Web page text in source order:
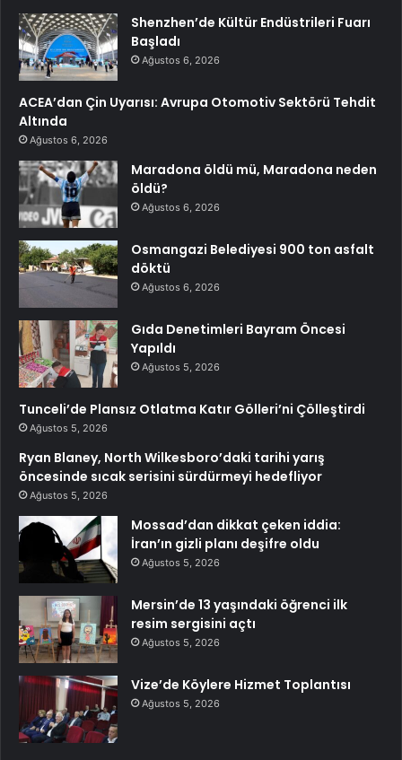
Shenzhen’de Kültür Endüstrileri Fuarı
Başladı
Ağustos 6, 2026
ACEA’dan Çin Uyarısı: Avrupa Otomotiv Sektörü Tehdit
Altında
Ağustos 6, 2026
Maradona öldü mü, Maradona neden
öldü?
Ağustos 6, 2026
Osmangazi Belediyesi 900 ton asfalt
döktü
Ağustos 6, 2026
Gıda Denetimleri Bayram Öncesi
Yapıldı
Ağustos 5, 2026
Tunceli’de Plansız Otlatma Katır Gölleri’ni Çölleştirdi
Ağustos 5, 2026
Ryan Blaney, North Wilkesboro’daki tarihi yarış
öncesinde sıcak serisini sürdürmeyi hedefliyor
Ağustos 5, 2026
Mossad’dan dikkat çeken iddia:
İran’ın gizli planı deşifre oldu
Ağustos 5, 2026
Mersin’de 13 yaşındaki öğrenci ilk
resim sergisini açtı
Ağustos 5, 2026
Vize’de Köylere Hizmet Toplantısı
Ağustos 5, 2026